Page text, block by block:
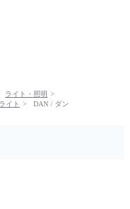
ライト・照明
イト DAN / ダン